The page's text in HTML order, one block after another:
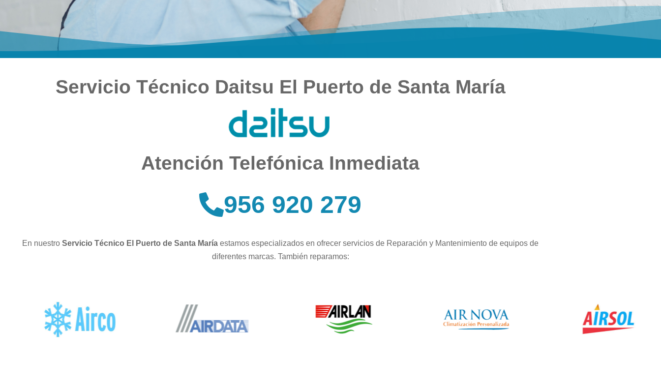
Servicio Técnico Daitsu El Puerto de Santa María
Atención Telefónica Inmediata
956 920 279
En nuestro Servicio Técnico El Puerto de Santa María estamos especializados en ofrecer servicios de Reparación y Mantenimiento de equipos de
diferentes marcas. También reparamos: